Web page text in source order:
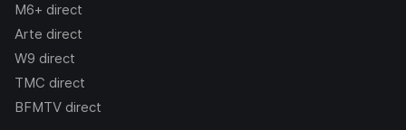
M6+ direct
Arte direct
W9 direct
TMC direct
BFMTV direct